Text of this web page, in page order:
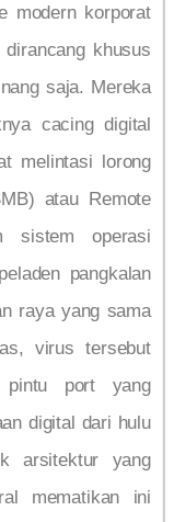
modern korporat
khusus
saja. Mereka
cacing digital
melintasi lorong
atau Remote
sistem operasi
pangkalan
raya yang sama
virus tersebut
pintu port yang
digital dari hulu
arsitektur yang
mematikan ini